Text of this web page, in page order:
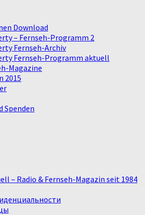
Download
– Fernseh-Programm 2
Fernseh-Archiv
Fernseh-Programm aktuell
Magazine
2015
Spenden
– Radio & Fernseh-Magazin seit 1984